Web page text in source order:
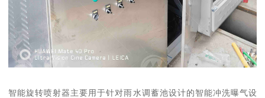
智能旋转喷射器主要用于针对雨水调蓄池设计的智能冲洗曝气设